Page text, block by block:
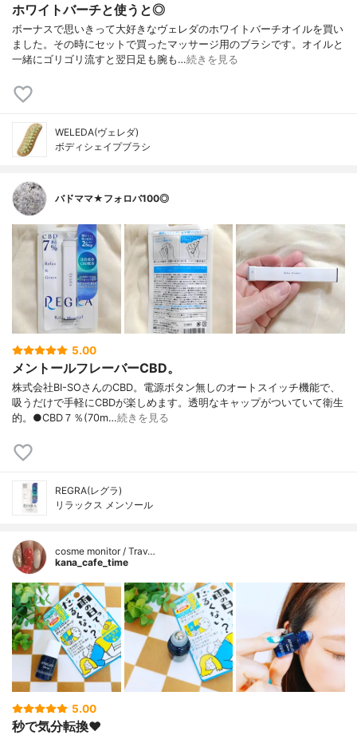
ホワイトバーチと使うと◎
ボーナスで思いきって大好きなヴェレダのホワイトバーチオイルを買い
ました。その時にセットで買ったマッサージ用のブラシです。オイルと
一緒にゴリゴリ流すと翌日足も腕も…続きを見る
WELEDA(ヴェレダ)
ボディシェイプブラシ
バドママ★フォロバ100◎
5.00
メントールフレーバーCBD。
株式会社BI-SOさんのCBD。電源ボタン無しのオートスイッチ機能で、
吸うだけで手軽にCBDが楽しめます。透明なキャップがついていて衛生
的。●CBD７％(70m…続きを見る
REGRA(レグラ)
リラックス メンソール
cosme monitor / Trav…
kana_cafe_time
5.00
秒で気分転換❤️